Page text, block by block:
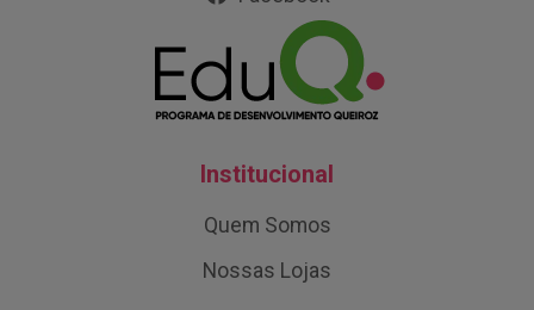
Institucional
Quem Somos
Nossas Lojas